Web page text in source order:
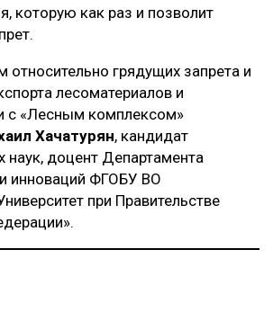
которую как раз и позволит
грядущих запрета и
лесоматериалов и
с «Лесным комплексом»
Хачатурян, кандидат
наук, доцент Департамента
инноваций ФГОБУ ВО
при Правительстве